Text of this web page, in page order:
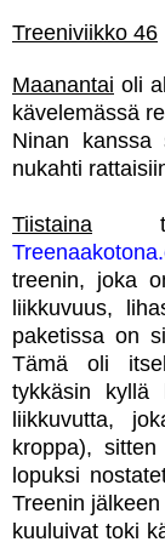
Treeniviikko 46
Maanantai oli
kävelemässä
Ninan kanssa
nukahti
Tiistaina
treenin, joka
liikkuvuus,
paketissa on
Tämä oli
tykkäsin kyllä
liikkuvutta,
kroppa),
lopuksi
Treenin
kuuluivat toki